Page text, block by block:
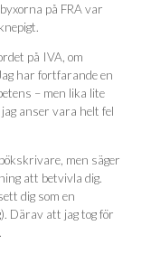
på FRA var
på IVA, om
har fortfarande en
– men lika lite
anser vara helt fel
men säger
att betvivla dig.
dig som en
Därav att jag tog för